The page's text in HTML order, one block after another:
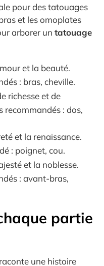
pour des tatouages
et les omoplates
arborer un tatouage
et la beauté.
: bras, cheville.
richesse et de
recommandés : dos,
et la renaissance.
: poignet, cou.
et la noblesse.
: avant-bras,
partie
une histoire